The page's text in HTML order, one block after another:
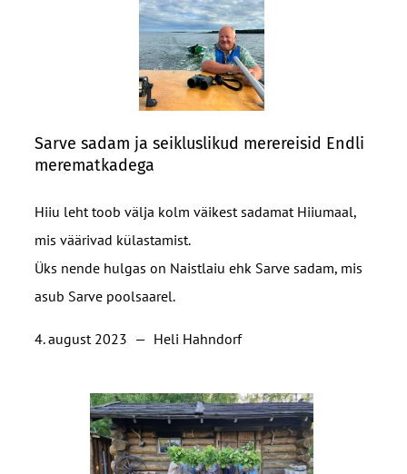
Sarve sadam ja seikluslikud merereisid Endli
merematkadega
Hiiu leht toob välja kolm väikest sadamat Hiiumaal,
mis väärivad külastamist.
Üks nende hulgas on Naistlaiu ehk Sarve sadam, mis
asub Sarve poolsaarel.
4. august 2023 — Heli Hahndorf